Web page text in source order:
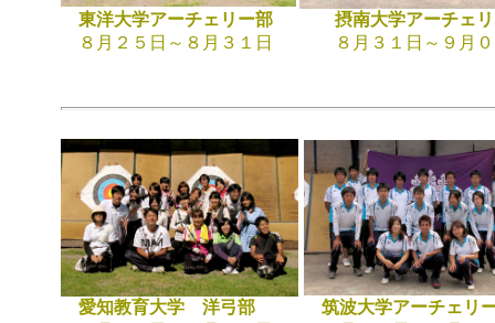
東洋大学アーチェリー部
８月２５日～８月３１日
摂南大学アーチェ
８月３１日～９月０
愛知教育大学 洋弓部
筑波大学アーチェリ